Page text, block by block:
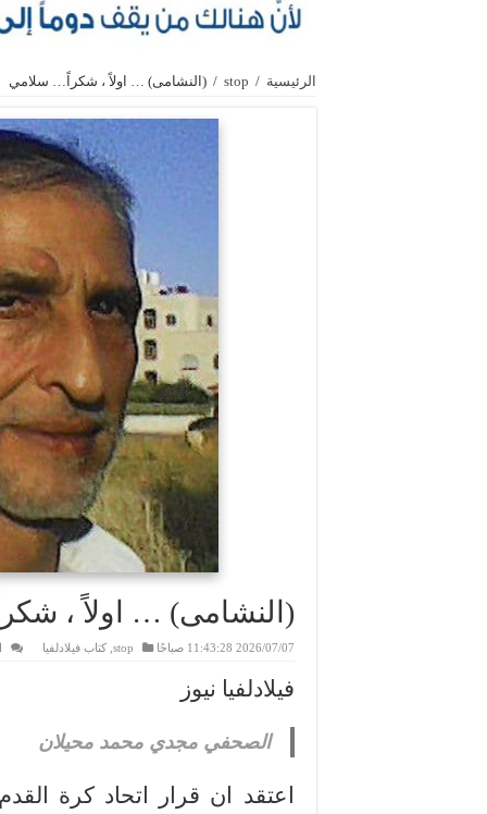
الرئيسية /
stop
/ (النشامى) … اولاً ، شكراً… سلامي
(النشامى) … اولاً ،
2026/07/07 11:43:28 صباحًا stop
,كتاب فيلادلفيا
فيلادلفيا نيوز
الصحفي مجدي محمد محيلان
اعتقد ان قرار اتحاد كرة